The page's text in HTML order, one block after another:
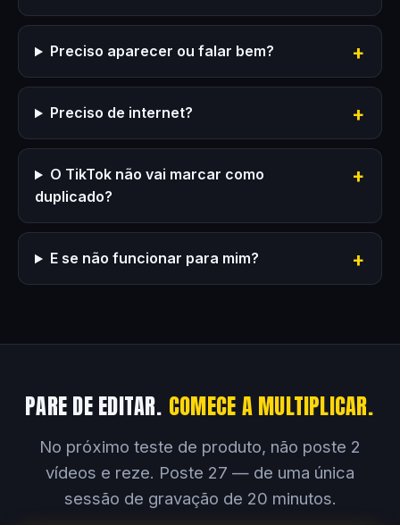
Preciso aparecer ou falar bem?
Preciso de internet?
O TikTok não vai marcar como
duplicado?
E se não funcionar para mim?
PARE DE EDITAR. COMECE A MULTIPLICAR.
No próximo teste de produto, não poste 2
vídeos e reze. Poste 27 — de uma única
sessão de gravação de 20 minutos.